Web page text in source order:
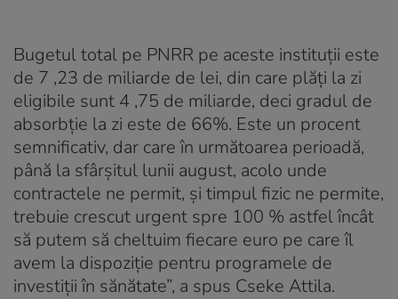
Bugetul total pe PNRR pe aceste instituții este
de 7 ,23 de miliarde de lei, din care plăți la zi
eligibile sunt 4 ,75 de miliarde, deci gradul de
absorbție la zi este de 66%. Este un procent
semnificativ, dar care în următoarea perioadă,
până la sfârșitul lunii august, acolo unde
contractele ne permit, și timpul fizic ne permite,
trebuie crescut urgent spre 100 % astfel încât
să putem să cheltuim fiecare euro pe care îl
avem la dispoziție pentru programele de
investiții în sănătate”, a spus Cseke Attila.